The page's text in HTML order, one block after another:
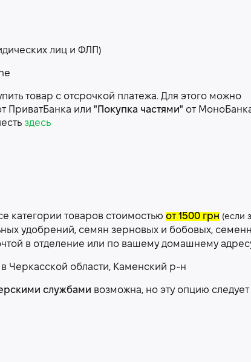
лиц и ФЛП)
товар с отсрочкой платежа. Для этого можно
ПриватБанка или "Покупка частями" от
здесь
категории товаров стоимостью от 1500 грн (если
удобрений, семян зерновых и бобовых,
в отделение или по вашему домашнему
в Черкасской области, Каменский р-н
службами возможна, но эту опцию следует